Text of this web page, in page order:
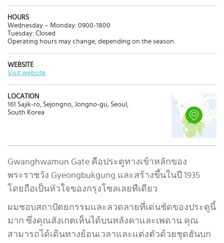
HOURS
Wednesday – Monday: 0900-1800
Tuesday: Closed
Operating hours may change, depending on the season.
WEBSITE
Visit website
LOCATION
161 Sajik-ro, Sejongno, Jongno-gu, Seoul,
South Korea
Gwanghwamun Gate คือประตูทางเข้าหลักของ
พระราชวัง Gyeongbukgung และสร้างขึ้นในปี 1935
โดยถือเป็นหัวใจของกรุงโซลเลยทีเดียว
ผมชอบสถาปัตยกรรมและลวดลายที่เด่นชัดของประตูนี้
มาก ซึ่งคุณสังเกตเห็นได้บนหลังคาและเพดาน คุณ
สามารถได้เดินทางย้อนเวลาและแต่งตัวด้วยชุดฮันบก
Language
: